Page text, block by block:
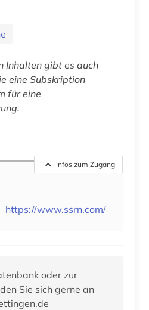
Inhalten gibt es auch
eine Subskription
für eine
Infos zum Zugang
https://www.ssrn.com/
oder zur
Sie sich gerne an